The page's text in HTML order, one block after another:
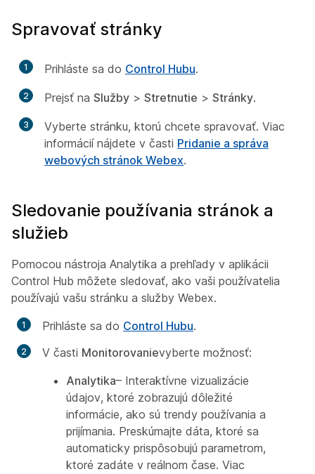
Spravovať stránky
1 Prihláste sa do Control Hubu.
2 Prejsť na Služby > Stretnutie > Stránky.
3
Vyberte stránku, ktorú chcete spravovať. Viac
informácií nájdete v časti Pridanie a správa
webových stránok Webex.
Sledovanie používania stránok a
služieb
Pomocou nástroja Analytika a prehľady v aplikácii
Control Hub môžete sledovať, ako vaši používatelia
používajú vašu stránku a služby Webex.
Prihláste sa do Control Hubu.
V časti Monitorovanievyberte možnosť:
Analytika– Interaktívne vizualizácie
údajov, ktoré zobrazujú dôležité
informácie, ako sú trendy používania a
prijímania. Preskúmajte dáta, ktoré sa
automaticky prispôsobujú parametrom,
ktoré zadáte v reálnom čase. Viac